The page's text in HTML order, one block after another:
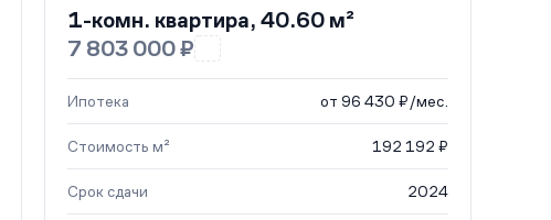
1-комн. квартира, 40.60 м²
7 803 000 ₽
Ипотека от 96 430 ₽/мес.
Стоимость м² 192 192 ₽
Срок сдачи 2024